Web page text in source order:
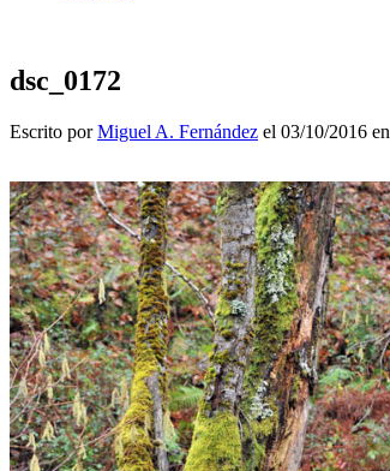
dsc_0172
Escrito porMiguel A. Fernández el 03/10/2016 en